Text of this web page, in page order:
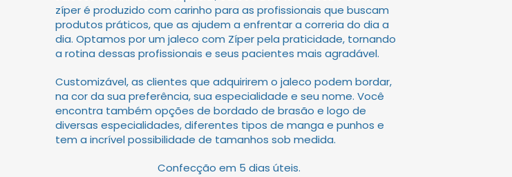
zíperé produzido com carinho para as profissionais que buscam
produtos práticos, que as ajudem a enfrentar a correria do dia a
dia. Optamos por um jaleco com Zíper pela praticidade, tornando
a rotina dessas profissionais e seus pacientes mais agradável.
Customizável, as clientes que adquirirem o jaleco podem bordar,
na cor da sua preferência, sua especialidade e seu nome. Você
encontra também opções de bordado de brasão e logo de
diversas especialidades, diferentes tipos de manga e punhos e
tem a incrível possibilidade de tamanhos sob medida.
Confecção em 5 dias úteis.